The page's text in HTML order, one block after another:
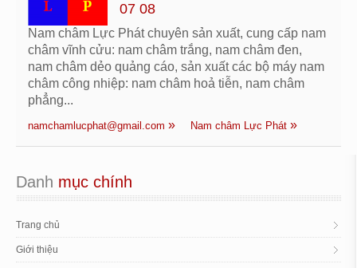
07 08
Nam châm Lực Phát chuyên sản xuất, cung cấp nam
châm vĩnh cửu: nam châm trắng, nam châm đen,
nam châm dẻo quảng cáo, sản xuất các bộ máy nam
châm công nhiệp: nam châm hoả tiễn, nam châm
phẳng...
namchamlucphat@gmail.com Nam châm Lực Phát
Danh mục chính
Trang chủ
Giới thiệu